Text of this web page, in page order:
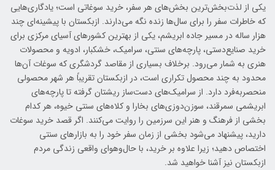
یکی از لذت‌بخش‌ترین بخش‌های هر سفر، خرید سوغاتی است؛ یادگاری‌هایی
که خاطرات سفر را برای سال‌ها زنده نگه می‌دارند. ازبکستان با پیشینه‌ای چند
هزار ساله در مسیر جاده ابریشم، یکی از بهترین کشورهای آسیای مرکزی برای
خرید صنایع‌دستی، پارچه‌های سنتی، سرامیک، خشکبار، ادویه و محصولات
هنری به شمار می‌رود. برخلاف بسیاری از مقاصد گردشگری که سوغات آن‌ها
محدود به چند محصول تکراری است، در ازبکستان تقریباً هر شهر محصولی
منحصربه‌فرد دارد. از سرامیک‌های دست‌ساز ریشتان گرفته تا پارچه‌های
ابریشمی سمرقند، سوزن‌دوزی‌های بخارا و کلاه‌های سنتی خیوه، هر کدام
بخشی از فرهنگ و هنر این سرزمین را روایت می‌کنند. اگر قصد خرید سوغات
دارید، پیشنهاد می‌شود بخشی از زمان سفر خود را به بازارهای سنتی
اختصاص دهید؛ زیرا علاوه بر خرید، با حال‌وهوای واقعی زندگی مردم
ازبکستان نیز آشنا خواهید شد.